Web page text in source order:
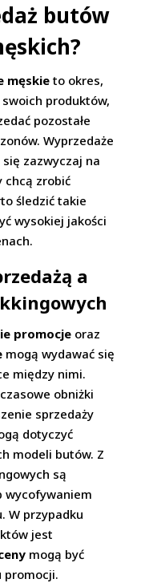
butów
męskie to okres,
produktów,
pozostałe
Wyprzedaże
zazwyczaj na
chcą zrobić
śledzić takie
wysokiej jakości
a
promocje oraz
mogą wydawać się
między nimi.
obniżki
sprzedaży
dotyczyć
modeli butów. Z
są
wycofywaniem
W przypadku
jest
mogą być
promocji.